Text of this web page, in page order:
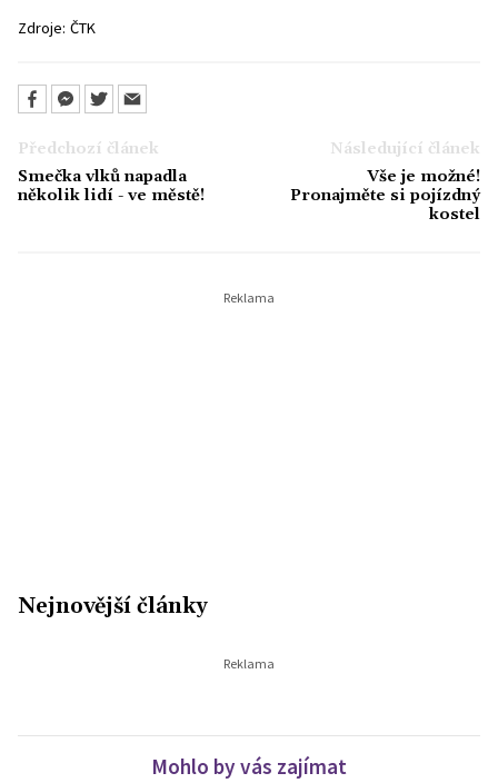
Zdroje: ČTK
Předchozí článek
Smečka vlků napadla
několik lidí - ve městě!
Následující článek
Vše je možné!
Pronajměte si pojízdný
kostel
Nejnovější články
Mohlo by vás zajímat